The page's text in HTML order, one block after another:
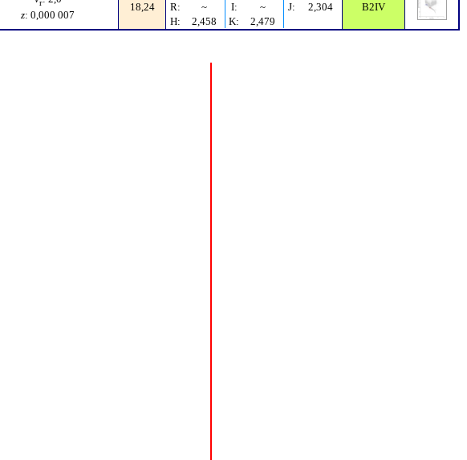
r
z: 0,000 007
18,24
R:
~ I: ~ J:
2,304
H:
2,458 K: 2,479
B2IV